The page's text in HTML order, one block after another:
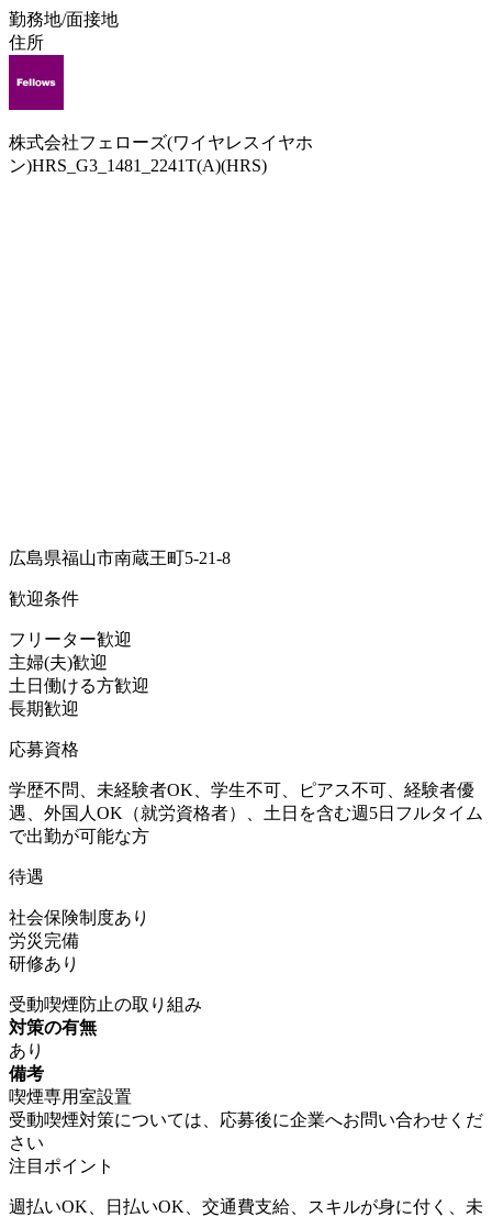
勤務地/面接地
住所
株式会社フェローズ(ワイヤレスイヤホ
ン)HRS_G3_1481_2241T(A)(HRS)
広島県福山市南蔵王町5-21-8
歓迎条件
フリーター歓迎
主婦(夫)歓迎
土日働ける方歓迎
長期歓迎
応募資格
学歴不問、未経験者OK、学生不可、ピアス不可、経験者優
遇、外国人OK（就労資格者）、土日を含む週5日フルタイム
で出勤が可能な方
待遇
社会保険制度あり
労災完備
研修あり
受動喫煙防止の取り組み
対策の有無
あり
備考
喫煙専用室設置
受動喫煙対策については、応募後に企業へお問い合わせくだ
さい
注目ポイント
週払いOK、日払いOK、交通費支給、スキルが身に付く、未